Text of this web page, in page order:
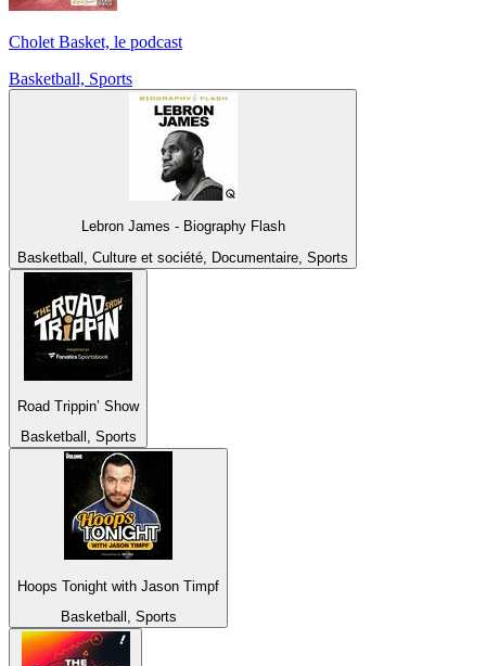
Cholet Basket, le podcast
Basketball, Sports
Lebron James - Biography Flash
Basketball, Culture et société, Documentaire, Sports
Road Trippin’ Show
Basketball, Sports
Hoops Tonight with Jason Timpf
Basketball, Sports